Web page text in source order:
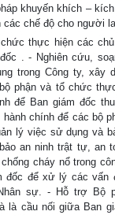
khuyến khích –
các chế độ cho người
thực hiện các
. - Nghiên cứu,
trong Công ty, xây
phận và tổ chức
để Ban giám đốc
hành chính để các bộ
lý việc sử dụng và
an ninh trật tự, an
chống cháy nổ trong
đốc để xử lý các vấn
sự. - Hỗ trợ Bộ
là cầu nối giữa Ban